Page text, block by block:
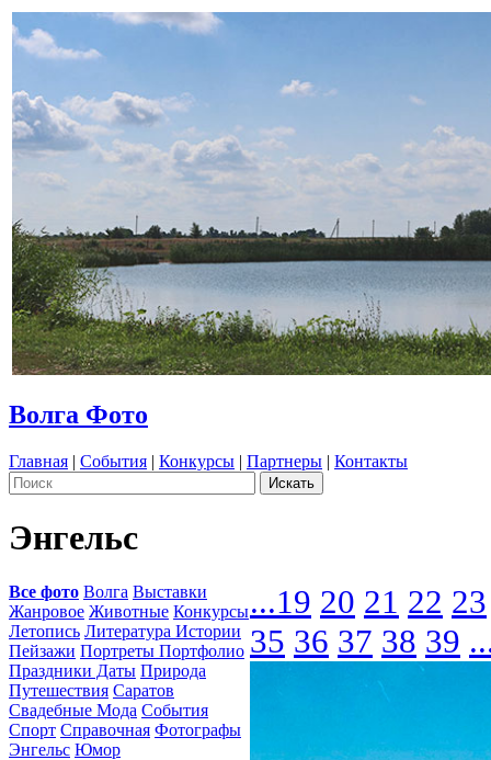
Волга Фото
Главная | События | Конкурсы | Партнеры | Контакты
Энгельс
Все фото Волга Выставки
Жанровое Животные Конкурсы
Летопись Литература Истории
Пейзажи Портреты Портфолио
Праздники Даты Природа
Путешествия Саратов
Свадебные Мода События
Спорт Справочная Фотографы
Энгельс Юмор
...19 20 21 22 23
35 36 37 38 39